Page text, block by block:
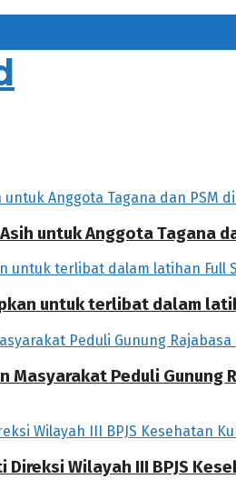
untuk Anggota Tagana
untuk terlibat dalam
Masyarakat Peduli Gunung
Wilayah III BPJS